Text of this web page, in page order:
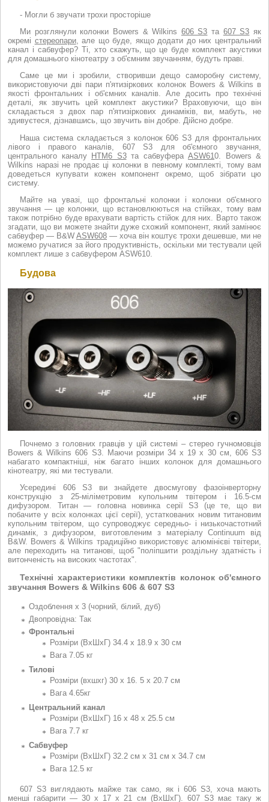
- Могли б звучати трохи просторіше
Ми розглянули колонки Bowers & Wilkins 606 S3 та 607 S3 як
окремі стереопари, але що буде, якщо додати до них центральний
канал і сабвуфер? Ті, хто скажуть, що це буде комплект акустики
для домашнього кінотеатру з об'ємним звучанням, будуть праві.
Саме це ми і зробили, створивши дещо саморобну систему,
використовуючи дві пари п'ятизіркових колонок Bowers & Wilkins в
якості фронтальних і об'ємних каналів. Але досить про технічні
деталі, як звучить цей комплект акустики? Враховуючи, що він
складається з двох пар п'ятизіркових динаміків, ви, мабуть, не
здивуєтеся, дізнавшись, що звучить він добре. Дійсно добре.
Наша система складається з колонок 606 S3 для фронтальних
лівого і правого каналів, 607 S3 для об'ємного звучання,
центрального каналу HTM6 S3та сабвуфера ASW610. Bowers &
Wilkins наразі не продає ці колонки в певному комплекті, тому вам
доведеться купувати кожен компонент окремо, щоб зібрати цю
систему.
Майте на увазі, що фронтальні колонки і колонки об'ємного
звучання — це колонки, що встановлюються на стійках, тому вам
також потрібно буде врахувати вартість стійок для них. Варто також
згадати, що ви можете знайти дуже схожий компонент, який замінює
сабвуфер — B&W ASW608 — хоча він коштує трохи дешевше, ми не
можемо ручатися за його продуктивність, оскільки ми тестували цей
комплект лише з сабвуфером ASW610.
Будова
Почнемо з головних гравців у цій системі – стерео гучномовців
Bowers & Wilkins 606 S3. Маючи розміри 34 x 19 x 30 см, 606 S3
набагато компактніші, ніж багато інших колонок для домашнього
кінотеатру, які ми тестували.
Усередині 606 S3 ви знайдете двосмугову фазоінверторну
конструкцію з 25-міліметровим купольним твітером і 16.5-см
дифузором. Титан — головна новинка серії S3 (це те, що ви
побачите у всіх колонках цієї серії), устаткованих новим титановим
купольним твітером, що супроводжує середньо- і низькочастотний
динамік, з дифузором, виготовленим з матеріалу Continuum від
B&W. Bowers & Wilkins традиційно використовує алюмінієві твітери,
але переходить на титанові, щоб "поліпшити роздільну здатність і
витонченість на високих частотах".
Технічні характеристики комплектів колонок об'ємного
звучання Bowers & Wilkins 606 & 607 S3
Оздоблення x 3 (чорний, білий, дуб)
Двопровідна: Так
Фронтальні
Розміри (ВхШхГ) 34.4 x 18.9 x 30 см
Вага 7.05 кг
Тилові
Розміри (вхшхг) 30 х 16. 5 x 20.7 см
Вага 4.65кг
Центральний канал
Розміри (ВхШхГ) 16 х 48 х 25.5 см
Вага 7.7 кг
Сабвуфер
Розміри (ВхШхГ) 32.2 см х 31 см х 34.7 см
Вага 12.5 кг
607 S3 виглядають майже так само, як і 606 S3, хоча мають
менші габарити — 30 x 17 x 21 см (ВхШхГ). 607 S3 має таку ж